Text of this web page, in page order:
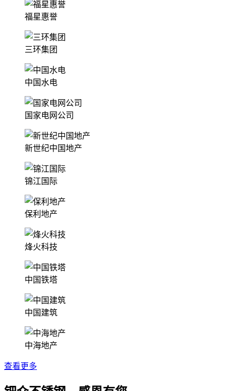
福星惠誉
三环集团
中国水电
国家电网公司
新世纪中国地产
锦江国际
保利地产
烽火科技
中国铁塔
中国建筑
中海地产
查看更多